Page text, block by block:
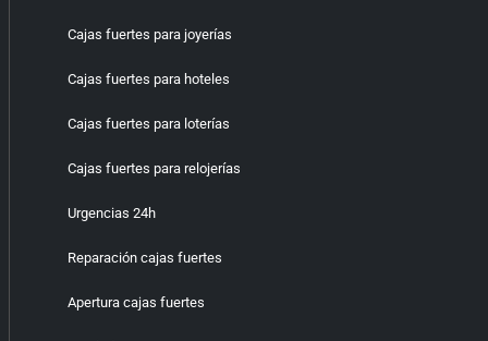
Cajas fuertes para joyerías
Cajas fuertes para hoteles
Cajas fuertes para loterías
Cajas fuertes para relojerías
Urgencias 24h
Reparación cajas fuertes
Apertura cajas fuertes